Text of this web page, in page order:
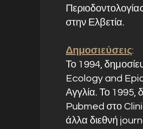
στην Ελβετία.
Δημοσιεύσεις:
Το 1994,
Ecology and
Αγγλία. Το 1995,
Pubmed στο
άλλα διεθνή